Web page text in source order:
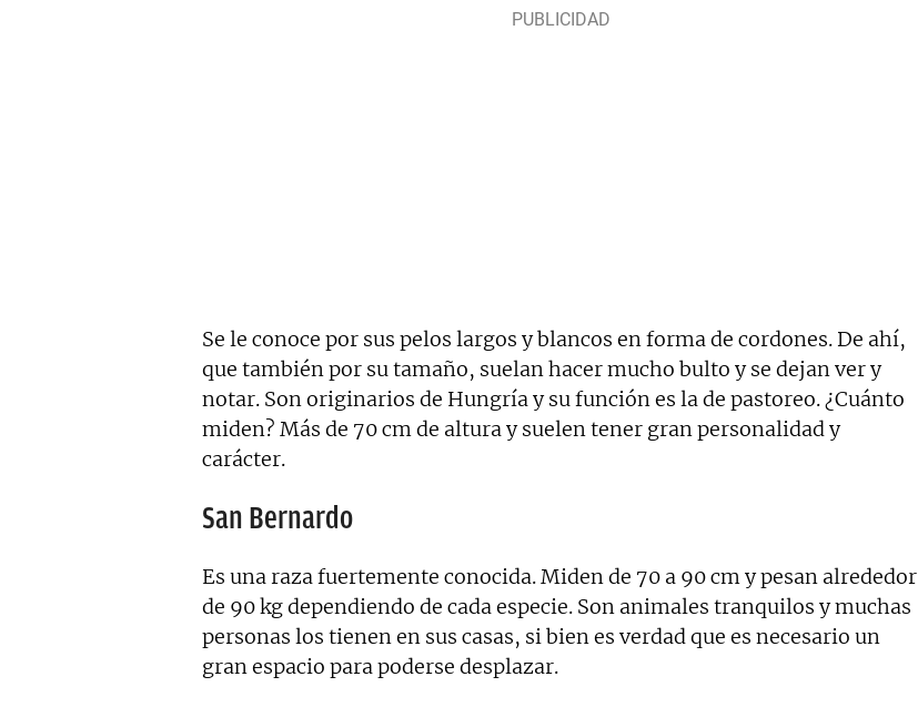
Se le conoce por sus pelos largos y blancos en forma de cordones. De ahí,
que también por su tamaño, suelan hacer mucho bulto y se dejan ver y
notar. Son originarios de Hungría y su función es la de pastoreo. ¿Cuánto
miden? Más de 70 cm de altura y suelen tener gran personalidad y
carácter.
San Bernardo
Es una raza fuertemente conocida. Miden de 70 a 90 cm y pesan alrededor
de 90 kg dependiendo de cada especie. Son animales tranquilos y muchas
personas los tienen en sus casas, si bien es verdad que es necesario un
gran espacio para poderse desplazar.